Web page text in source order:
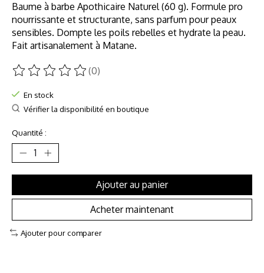
Baume à barbe Apothicaire Naturel (60 g). Formule pro
nourrissante et structurante, sans parfum pour peaux
sensibles. Dompte les poils rebelles et hydrate la peau.
Fait artisanalement à Matane.
Ce produit est évalué à
(0)
En stock
Vérifier la disponibilité en boutique
Quantité :
Ajouter au panier
Acheter maintenant
Ajouter pour comparer